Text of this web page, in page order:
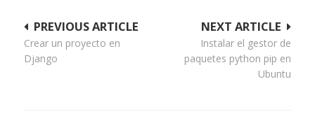
Navegación
de
NEXT ARTICLE
Instalar el gestor de
paquetes python pip en
Ubuntu
PREVIOUS ARTICLE
Crear un proyecto en
Django